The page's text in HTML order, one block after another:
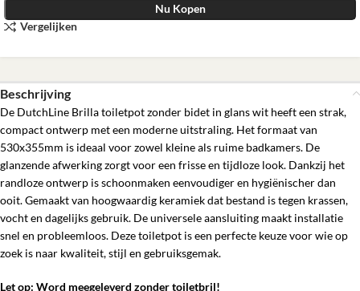
Nu Kopen
Vergelijken
Beschrijving
De DutchLine Brilla toiletpot zonder bidet in glans wit heeft een strak,
compact ontwerp met een moderne uitstraling. Het formaat van
530x355mm is ideaal voor zowel kleine als ruime badkamers. De
glanzende afwerking zorgt voor een frisse en tijdloze look. Dankzij het
randloze ontwerp is schoonmaken eenvoudiger en hygiënischer dan
ooit. Gemaakt van hoogwaardig keramiek dat bestand is tegen krassen,
vocht en dagelijks gebruik. De universele aansluiting maakt installatie
snel en probleemloos. Deze toiletpot is een perfecte keuze voor wie op
zoek is naar kwaliteit, stijl en gebruiksgemak.
Let op: Word meegeleverd zonder toiletbril!